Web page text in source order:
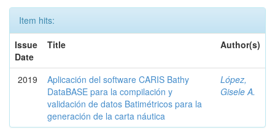
Item hits:
Issue
Date
Title Author(s)
2019
Aplicación del software CARIS Bathy
DataBASE para la compilación y
validación de datos Batimétricos para la
generación de la carta náutica
López,
Gisele A.